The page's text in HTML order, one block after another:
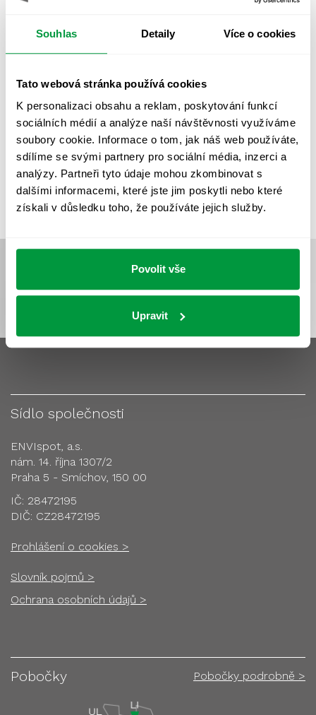
Souhlas Detaily Více o cookies
Tato webová stránka používá cookies
K personalizaci obsahu a reklam, poskytování funkcí
sociálních médií a analýze naší návštěvnosti využíváme
soubory cookie. Informace o tom, jak náš web používáte,
sdílíme se svými partnery pro sociální média, inzerci a
analýzy. Partneři tyto údaje mohou zkombinovat s
dalšími informacemi, které jste jim poskytli nebo které
získali v důsledku toho, že používáte jejich služby.
Povolit vše
Upravit
VÝPOČET OSVĚTLENÍ VÝPOČET ZASTÍNĚNÍ
VÝPOČTY A NÁVRHY
ZKOUŠKY NOUZOVÉHO OSVĚTLENÍ
Sídlo společnosti
ENVIspot, a.s.
nám. 14. října 1307/2
Praha 5 - Smíchov, 150 00
IČ: 28472195
DIČ: CZ28472195
Prohlášení o cookies >
Slovník pojmů >
Ochrana osobních údajů >
Pobočky Pobočky podrobně >